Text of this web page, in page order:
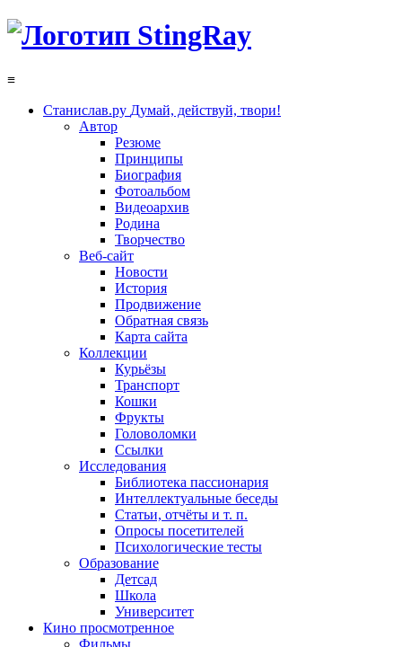
≡
Станислав.ру Думай, действуй, твори!
Автор
Резюме
Принципы
Биография
Фотоальбом
Видеоархив
Родина
Творчество
Веб-сайт
Новости
История
Продвижение
Обратная связь
Карта сайта
Коллекции
Курьёзы
Транспорт
Кошки
Фрукты
Головоломки
Ссылки
Исследования
Библиотека пассионария
Интеллектуальные беседы
Статьи, отчёты и т. п.
Опросы посетителей
Психологические тесты
Образование
Детсад
Школа
Университет
Кино просмотренное
Фильмы